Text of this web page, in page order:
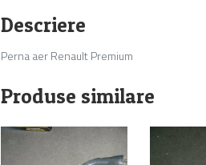
Descriere
Perna aer Renault Premium
Produse similare